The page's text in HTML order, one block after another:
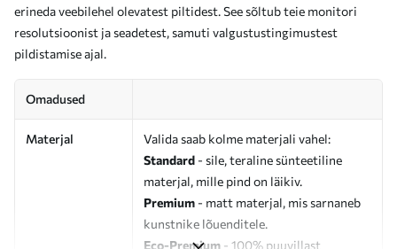
erineda veebilehel olevatest piltidest. See sõltub teie monitori
resolutsioonist ja seadetest, samuti valgustustingimustest
pildistamise ajal.
Omadused
Materjal
Valida saab kolme materjali vahel:
Standard - sile, teraline sünteetiline
materjal, mille pind on läikiv.
Premium - matt materjal, mis sarnaneb
kunstnike lõuenditele.
Eco-Premium - 100% puuvillast